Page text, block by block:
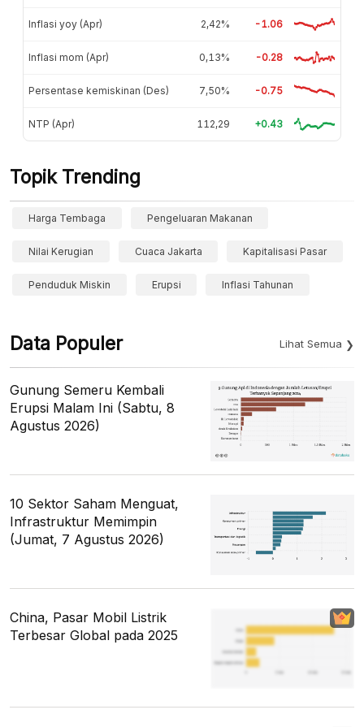
Inflasi yoy (Apr) 2,42% -1.06
Inflasi mom (Apr) 0,13% -0.28
Persentase kemiskinan (Des) 7,50% -0.75
NTP (Apr) 112,29 +0.43
Topik Trending
Harga Tembaga Pengeluaran Makanan
Nilai Kerugian Cuaca Jakarta Kapitalisasi Pasar
Penduduk Miskin Erupsi Inflasi Tahunan
Data Populer Lihat Semua
Gunung Semeru Kembali
Erupsi Malam Ini (Sabtu, 8
Agustus 2026)
10 Sektor Saham Menguat,
Infrastruktur Memimpin
(Jumat, 7 Agustus 2026)
China, Pasar Mobil Listrik
Terbesar Global pada 2025